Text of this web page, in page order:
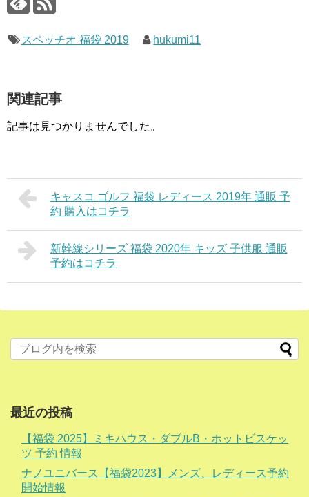
スペッチオ 福袋 2019 hukumi11
関連記事
記事は見つかりませんでした。
キャスコ ゴルフ 福袋 レディース 2019年 通販 予
約 購入はコチラ
新幹線シリーズ 福袋 2020年 キッズ 子供服 通販
予約はコチラ
最近の投稿
【福袋 2025】ミキハウス・ダブルB・ホットビスケッ
ツ 予約 情報
ナノユニバース【福袋2023】メンズ、レディース予約
開始情報